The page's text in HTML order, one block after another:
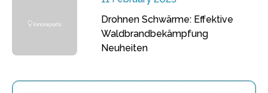
Drohnen Schwärme: Effektive
Waldbrandbekämpfung
Neuheiten